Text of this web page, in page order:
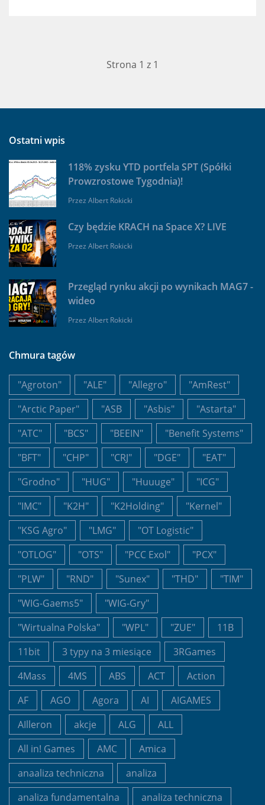
Strona 1 z 1
Ostatni wpis
118% zysku YTD portfela SPT (Spółki
Prowzrostowe Tygodnia)!
Przez Albert Rokicki
Czy będzie KRACH na Space X? LIVE
Przez Albert Rokicki
Przegląd rynku akcji po wynikach MAG7 -
wideo
Przez Albert Rokicki
Chmura tagów
"Agroton" "ALE" "Allegro"
"AmRest"
"Arctic Paper"
"ASB "Asbis"
"Astarta"
"ATC"
"BCS" "BEEIN"
"Benefit Systems"
"BFT"
"CHP" "CRJ" "DGE"
"EAT"
"Grodno"
"HUG" "Huuuge"
"ICG"
"IMC"
"K2H" "K2Holding"
"Kernel"
"KSG Agro"
"LMG"
"OT Logistic"
"OTLOG"
"OTS" "PCC Exol"
"PCX"
"PLW"
"RND" "Sunex" "THD"
"TIM"
"WIG-Gaems5"
"WIG-Gry"
"Wirtualna Polska"
"WPL" "ZUE"
11B
11bit
3 typy na 3 miesiące
3RGames
4Mass
4MS ABS ACT
Action
AF
AGO Agora AI
AIGAMES
AIlleron
akcje ALG
ALL
All in! Games
AMC
Amica
anaaliza techniczna
analiza
analiza fundamentalna
analiza techniczna